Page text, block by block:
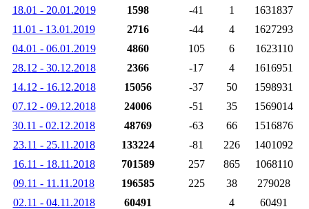
18.01 - 20.01.2019
1598 -41 1
1631837
11.01 - 13.01.2019
2716 -44 4
1627293
04.01 - 06.01.2019
4860 105 6
1623110
28.12 - 30.12.2018
2366 -17 4
1616951
14.12 - 16.12.2018
15056 -37 50
1598931
07.12 - 09.12.2018
24006 -51 35
1569014
30.11 - 02.12.2018
48769 -63 66
1516876
23.11 - 25.11.2018
133224 -81 226
1401092
16.11 - 18.11.2018
701589 257 865
1068110
09.11 - 11.11.2018
196585 225 38
279028
02.11 - 04.11.2018
60491 4 60491